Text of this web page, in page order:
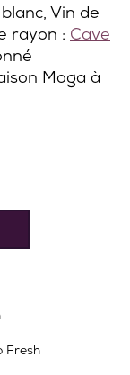
Vin de
rayon : Cave
Moga à
Fresh